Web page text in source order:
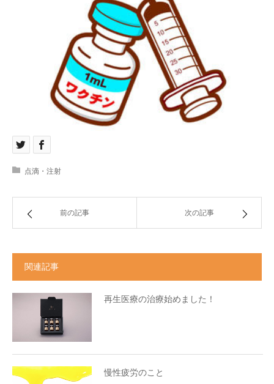
点滴・注射
前の記事 次の記事
関連記事
再生医療の治療始めました！
慢性疲労のこと